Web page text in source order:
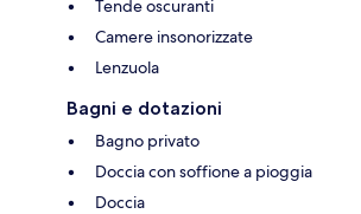
Tende oscuranti
Camere insonorizzate
Lenzuola
Bagni e dotazioni
Bagno privato
Doccia con soffione a pioggia
Doccia